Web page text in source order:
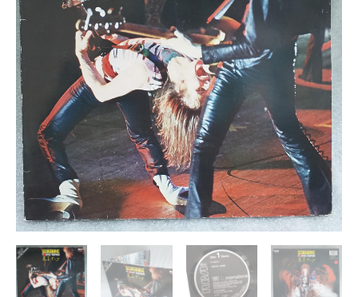
VINIL
2LP
EX